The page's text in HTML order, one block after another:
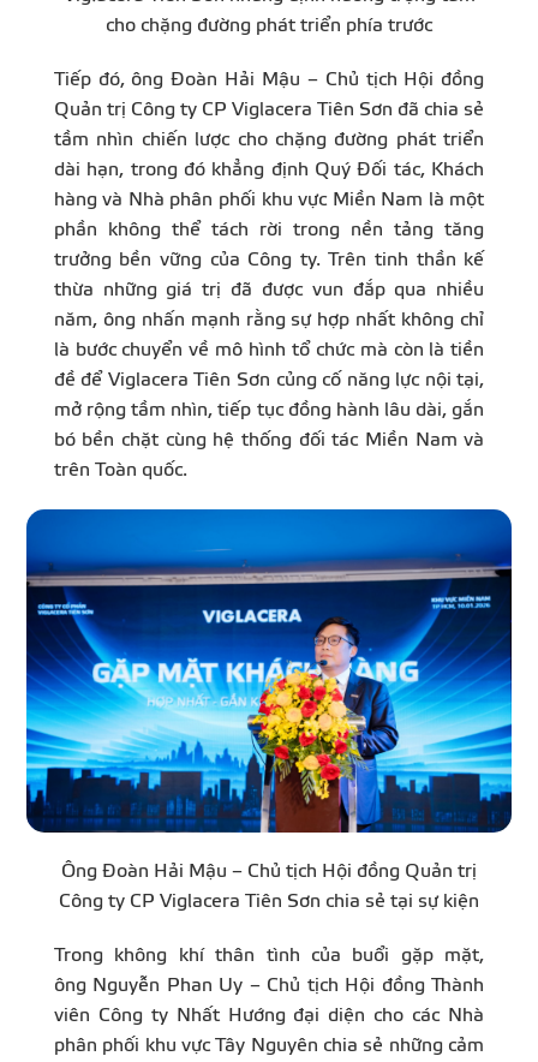
cho chặng đường phát triển phía trước
Tiếp đó, ông Đoàn Hải Mậu – Chủ tịch Hội đồng
Quản trị Công ty CP Viglacera Tiên Sơn đã chia sẻ
tầm nhìn chiến lược cho chặng đường phát triển
dài hạn, trong đó khẳng định Quý Đối tác, Khách
hàng và Nhà phân phối khu vực Miền Nam là một
phần không thể tách rời trong nền tảng tăng
trưởng bền vững của Công ty. Trên tinh thần kế
thừa những giá trị đã được vun đắp qua nhiều
năm, ông nhấn mạnh rằng sự hợp nhất không chỉ
là bước chuyển về mô hình tổ chức mà còn là tiền
đề để Viglacera Tiên Sơn củng cố năng lực nội tại,
mở rộng tầm nhìn, tiếp tục đồng hành lâu dài, gắn
bó bền chặt cùng hệ thống đối tác Miền Nam và
trên Toàn quốc.
Ông Đoàn Hải Mậu – Chủ tịch Hội đồng Quản trị
Công ty CP Viglacera Tiên Sơn chia sẻ tại sự kiện
Trong không khí thân tình của buổi gặp mặt,
ông Nguyễn Phan Uy – Chủ tịch Hội đồng Thành
viên Công ty Nhất Hướng đại diện cho các Nhà
phân phối khu vực Tây Nguyên chia sẻ những cảm